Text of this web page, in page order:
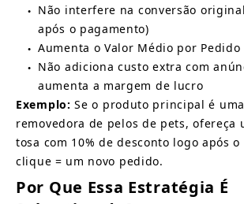
●
Não interfere na conversão
após o pagamento)
● Aumenta o Valor Médio por Pedido
●
Não adiciona custo extra com
aumenta a margem de lucro
Exemplo: Se o produto principal é
removedora de pelos de pets, ofereça
tosa com 10% de desconto logo após o
clique = um novo pedido.
Por Que Essa Estratégia É